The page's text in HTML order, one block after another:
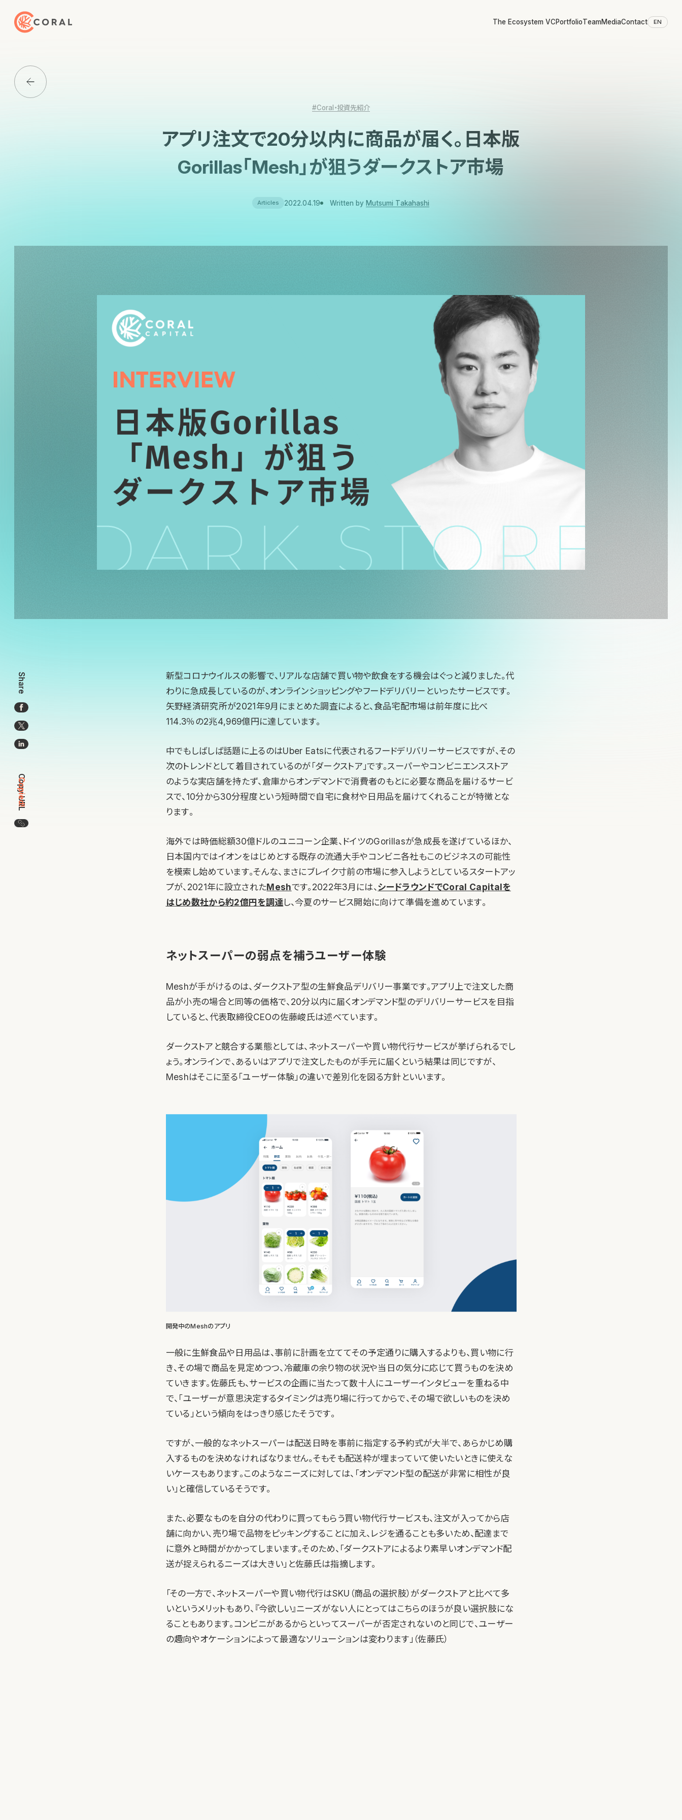
トップページへ戻る
The Ecosystem VCPortfolioTeamMediaContact EN
Media一覧に戻る
#Coral・投資先紹介
アプリ注文で20分以内に商品が届く。日本版
Gorillas「Mesh」が狙うダークストア市場
Articles 2022.04.19 Written byMutsumi Takahashi
Share
Copy URL
Copied!
この記事のURLをコピー
新型コロナウイルスの影響で、リアルな店舗で買い物や飲食をする機会はぐっと減りました。代
わりに急成長しているのが、オンラインショッピングやフードデリバリーといったサービスです。
矢野経済研究所が2021年9月にまとめた調査によると、食品宅配市場は前年度に比べ
114.3％の2兆4,969億円に達しています。
中でもしばしば話題に上るのはUber Eatsに代表されるフードデリバリーサービスですが、その
次のトレンドとして着目されているのが「ダークストア」です。スーパーやコンビニエンスストア
のような実店舗を持たず、倉庫からオンデマンドで消費者のもとに必要な商品を届けるサービ
スで、10分から30分程度という短時間で自宅に食材や日用品を届けてくれることが特徴とな
ります。
海外では時価総額30億ドルのユニコーン企業、ドイツのGorillasが急成長を遂げているほか、
日本国内ではイオンをはじめとする既存の流通大手やコンビニ各社もこのビジネスの可能性
を模索し始めています。そんな、まさにブレイク寸前の市場に参入しようとしているスタートアッ
プが、2021年に設立されたMeshです。2022年3月には、シードラウンドでCoral Capitalを
はじめ数社から約2億円を調達し、今夏のサービス開始に向けて準備を進めています。
ネットスーパーの弱点を補うユーザー体験
Meshが手がけるのは、ダークストア型の生鮮食品デリバリー事業です。アプリ上で注文した商
品が小売の場合と同等の価格で、20分以内に届くオンデマンド型のデリバリーサービスを目指
していると、代表取締役CEOの佐藤峻氏は述べています。
ダークストアと競合する業態としては、ネットスーパーや買い物代行サービスが挙げられるでし
ょう。オンラインで、あるいはアプリで注文したものが手元に届くという結果は同じですが、
Meshはそこに至る「ユーザー体験」の違いで差別化を図る方針といいます。
開発中のMeshのアプリ
一般に生鮮食品や日用品は、事前に計画を立ててその予定通りに購入するよりも、買い物に行
き、その場で商品を見定めつつ、冷蔵庫の余り物の状況や当日の気分に応じて買うものを決め
ていきます。佐藤氏も、サービスの企画に当たって数十人にユーザーインタビューを重ねる中
で、「ユーザーが意思決定するタイミングは売り場に行ってからで、その場で欲しいものを決め
ている」という傾向をはっきり感じたそうです。
ですが、一般的なネットスーパーは配送日時を事前に指定する予約式が大半で、あらかじめ購
入するものを決めなければなりません。そもそも配送枠が埋まっていて使いたいときに使えな
いケースもあります。このようなニーズに対しては、「オンデマンド型の配送が非常に相性が良
い」と確信しているそうです。
また、必要なものを自分の代わりに買ってもらう買い物代行サービスも、注文が入ってから店
舗に向かい、売り場で品物をピッキングすることに加え、レジを通ることも多いため、配達まで
に意外と時間がかかってしまいます。そのため、「ダークストアによるより素早いオンデマンド配
送が捉えられるニーズは大きい」と佐藤氏は指摘します。
「その一方で、ネットスーパーや買い物代行はSKU（商品の選択肢）がダークストアと比べて多
いというメリットもあり、『今欲しい』ニーズがない人にとってはこちらのほうが良い選択肢にな
ることもあります。コンビニがあるからといってスーパーが否定されないのと同じで、ユーザー
の趣向やオケーションによって最適なソリューションは変わります」（佐藤氏）